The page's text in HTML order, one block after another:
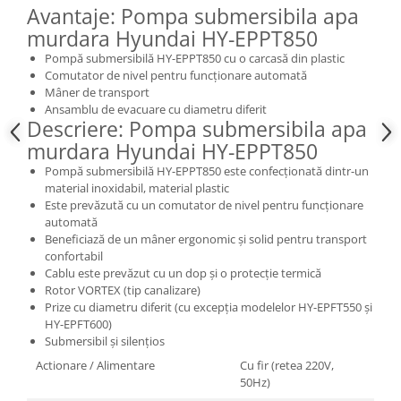
uscatoare
Masini automate de spalat rufe
Masini de spalat rufe cu uscator
Masini de spalat rufe verticale
Uscatoare de rufe
Masini de spalat vase
Masini de spalat vase incorporabile
Masini de spalat vase
independente
Motoburghiu/Foreza pamant
Pachete Incorporabile
Pirostrii & Arzatoare
Plasa umbrire
Pompe de stropit
Radiatoare
Avantaje: Pompa submersibila apa
murdara Hyundai HY-EPPT850
Pompă submersibilă HY-EPPT850 cu o carcasă din plastic
Comutator de nivel pentru funcționare automată
Mâner de transport
Ansamblu de evacuare cu diametru diferit
Descriere: Pompa submersibila apa
murdara Hyundai HY-EPPT850
Pompă submersibilă HY-EPPT850 este confecționată dintr-un
material inoxidabil, material plastic
Este prevăzută cu un comutator de nivel pentru funcționare
automată
Beneficiază de un mâner ergonomic și solid pentru transport
confortabil
Cablu este prevăzut cu un dop și o protecție termică
Rotor VORTEX (tip canalizare)
Prize cu diametru diferit (cu excepția modelelor HY-EPFT550 și
HY-EPFT600)
Submersibil și silențios
Actionare / Alimentare
Cu fir (retea 220V,
50Hz)